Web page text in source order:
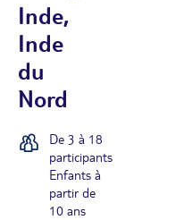
Inde,
Inde
du
Nord
De 3 à 18
participants
Enfants à
partir de
10 ans